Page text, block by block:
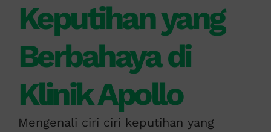
Keputihan yang
Berbahaya di
Klinik Apollo
Mengenali ciri ciri keputihan yang